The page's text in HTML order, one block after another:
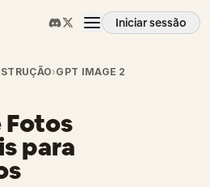
Iniciar sessão
›GPT IMAGE 2
Fotos
para